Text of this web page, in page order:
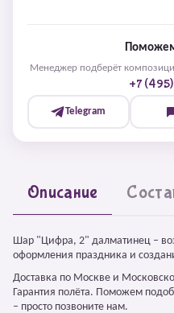
Менеджер подберёт
+7
Telegram
Описание
Шар "Цифра, 2" далматинец –
оформления праздника и
Доставка по Москве и
Гарантия полёта. Поможем
– просто позвоните нам.